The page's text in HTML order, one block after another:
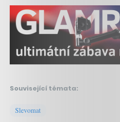
Související témata:
Slevomat